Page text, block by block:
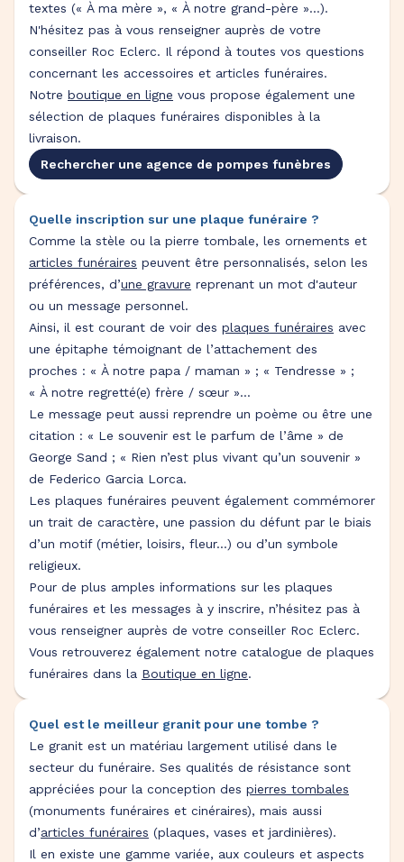
textes (« À ma mère », « À notre grand-père »…).
N'hésitez pas à vous renseigner auprès de votre
conseiller Roc Eclerc. Il répond à toutes vos questions
concernant les accessoires et articles funéraires.
Notre boutique en ligne vous propose également une
sélection de plaques funéraires disponibles à la
livraison.
Rechercher une agence de pompes funèbres
Quelle inscription sur une plaque funéraire ?
Comme la stèle ou la pierre tombale, les ornements et
articles funéraires peuvent être personnalisés, selon les
préférences, d’une gravure reprenant un mot d'auteur
ou un message personnel.
Ainsi, il est courant de voir des plaques funéraires avec
une épitaphe témoignant de l’attachement des
proches : « À notre papa / maman » ; « Tendresse » ;
« À notre regretté(e) frère / sœur »…
Le message peut aussi reprendre un poème ou être une
citation : « Le souvenir est le parfum de l’âme » de
George Sand ; « Rien n’est plus vivant qu’un souvenir »
de Federico Garcia Lorca.
Les plaques funéraires peuvent également commémorer
un trait de caractère, une passion du défunt par le biais
d’un motif (métier, loisirs, fleur…) ou d’un symbole
religieux.
Pour de plus amples informations sur les plaques
funéraires et les messages à y inscrire, n’hésitez pas à
vous renseigner auprès de votre conseiller Roc Eclerc.
Vous retrouverez également notre catalogue de plaques
funéraires dans la Boutique en ligne.
Quel est le meilleur granit pour une tombe ?
Le granit est un matériau largement utilisé dans le
secteur du funéraire. Ses qualités de résistance sont
appréciées pour la conception des pierres tombales
(monuments funéraires et cinéraires), mais aussi
d’articles funéraires (plaques, vases et jardinières).
Il en existe une gamme variée, aux couleurs et aspects